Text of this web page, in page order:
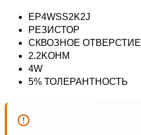
EP4WSS2K2J
РЕЗИСТОР
СКВОЗНОЕ ОТВЕРСТИЕ
2.2KOHM
4W
5% ТОЛЕРАНТНОСТЬ